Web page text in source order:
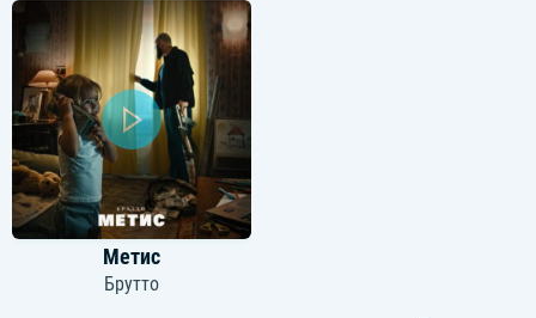
Метис
Брутто